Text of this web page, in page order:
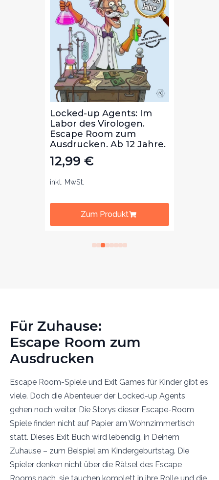
Locked-up Agents: Im
Labor des Virologen.
Escape Room zum
Ausdrucken. Ab 12 Jahre.
12,99 €
inkl. MwSt.
Zum Produkt
Für Zuhause:
Escape Room zum
Ausdrucken
Escape Room-Spiele und Exit Games für Kinder gibt es
viele. Doch die Abenteuer der Locked-up Agents
gehen noch weiter. Die Storys dieser Escape-Room
Spiele finden nicht auf Papier am Wohnzimmertisch
statt. Dieses Exit Buch wird lebendig, in Deinem
Zuhause – zum Beispiel am Kindergeburtstag. Die
Spieler denken nicht über die Rätsel des Escape